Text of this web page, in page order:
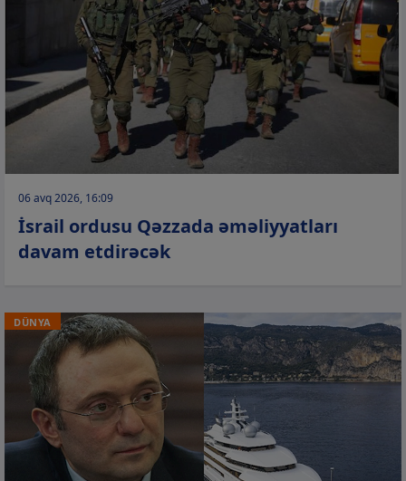
06 avq 2026, 16:09
İsrail ordusu Qəzzada əməliyyatları
davam etdirəcək
DÜNYA